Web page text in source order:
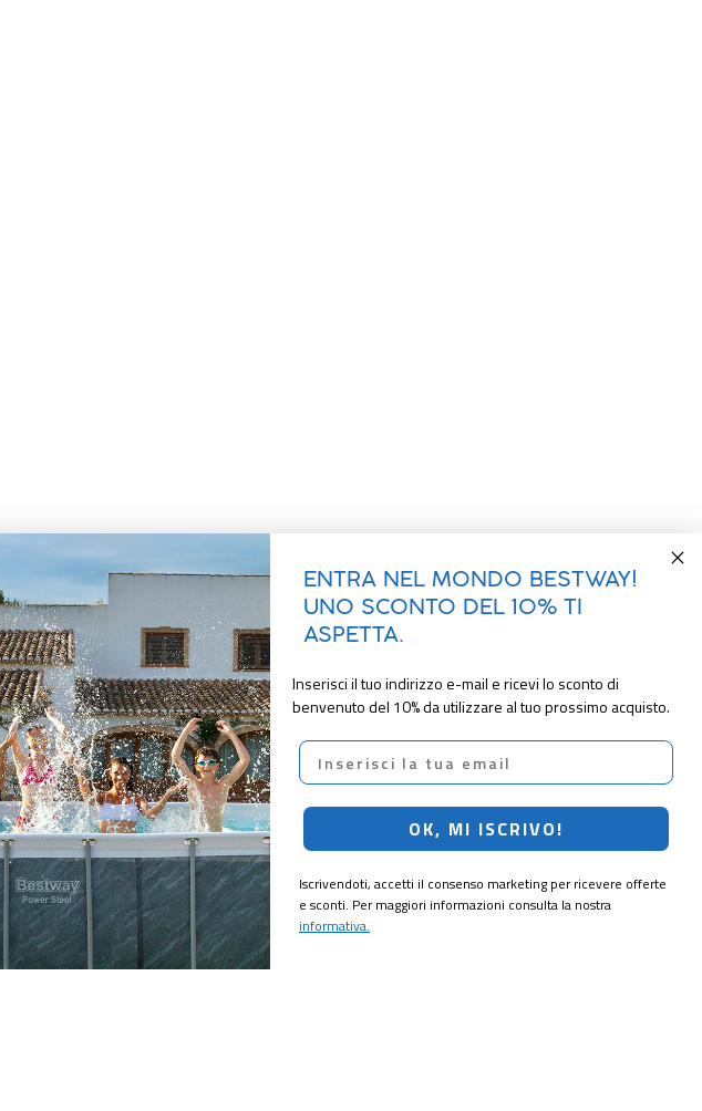
ENTRA NEL MONDO BESTWAY!
UNO SCONTO DEL 10% TI
ASPETTA.
Inserisci il tuo indirizzo e-mail e ricevi lo sconto di
benvenuto del 10% da utilizzare al tuo prossimo acquisto.
Email
OK, MI ISCRIVO!
Iscrivendoti, accetti il consenso marketing per ricevere offerte
e sconti. Per maggiori informazioni consulta la nostra
informativa.